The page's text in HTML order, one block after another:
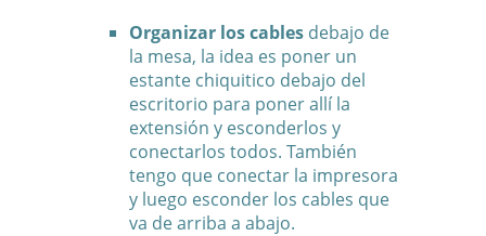
Organizar los cables debajo de
la mesa, la idea es poner un
estante chiquitico debajo del
escritorio para poner allí la
extensión y esconderlos y
conectarlos todos. También
tengo que conectar la impresora
y luego esconder los cables que
va de arriba a abajo.